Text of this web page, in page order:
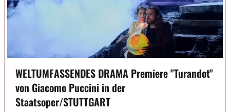
WELTUMFASSENDES DRAMA Premiere "Turandot"
von Giacomo Puccini in der
Staatsoper/STUTTGART